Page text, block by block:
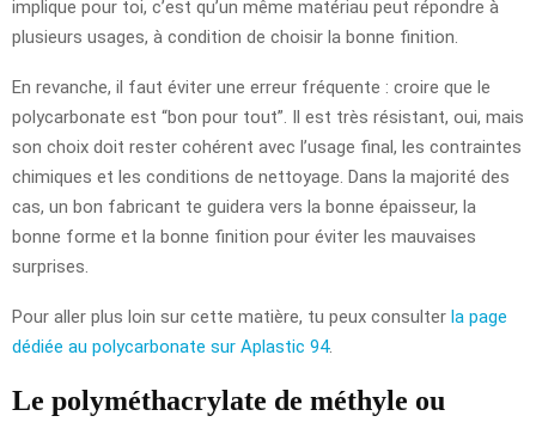
implique pour toi, c’est qu’un même matériau peut répondre à
plusieurs usages, à condition de choisir la bonne finition.
En revanche, il faut éviter une erreur fréquente : croire que le
polycarbonate est “bon pour tout”. Il est très résistant, oui, mais
son choix doit rester cohérent avec l’usage final, les contraintes
chimiques et les conditions de nettoyage. Dans la majorité des
cas, un bon fabricant te guidera vers la bonne épaisseur, la
bonne forme et la bonne finition pour éviter les mauvaises
surprises.
Pour aller plus loin sur cette matière, tu peux consulter la page
dédiée au polycarbonate sur Aplastic 94.
Le polyméthacrylate de méthyle ou